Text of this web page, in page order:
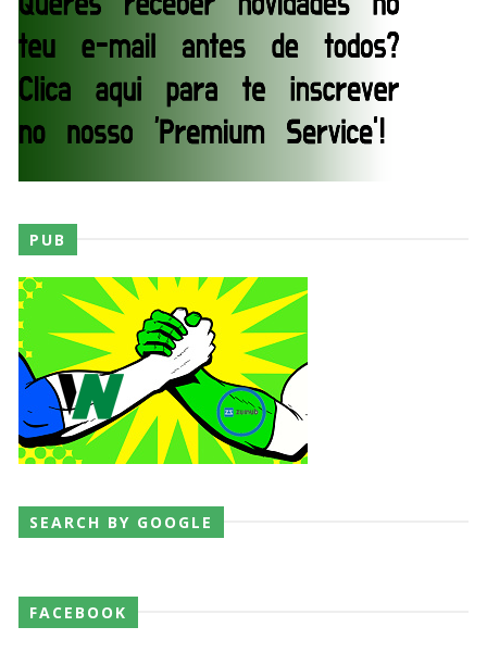
AEW Dynamite 29JUL26
Unknown -Jul 30 2026
Unknown
Throwback: The Rock vs Brock Lesnar:
SummerSlam 2002 - Undisputed WWE
Championship Match
SCSA867- Jul 28 2026
WWE Monday Night Raw 27 July 2026
Unknown-Jul 28 2026
PUB
SEARCH BY GOOGLE
FACEBOOK